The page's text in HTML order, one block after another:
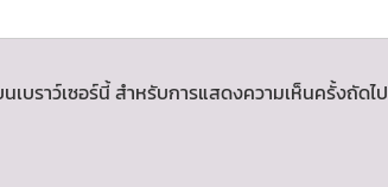
เบราว์เซอร์นี้ สำหรับการแสดงความเห็นครั้งถัดไป